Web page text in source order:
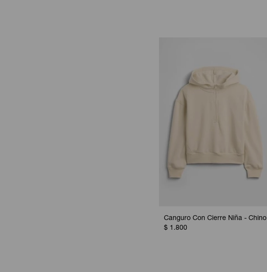
Canguro Con Cierre Niña - Chino
$ 1.800